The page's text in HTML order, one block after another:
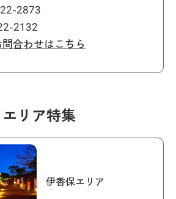
2873
2132
合わせはこちら
エリア特集
伊香保エリア